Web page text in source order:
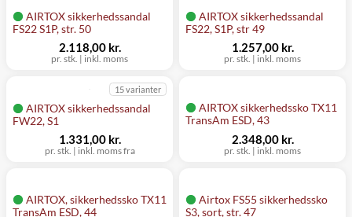
AIRTOX sikkerhedssandal
FS22 S1P, str. 50
pr. stk. | inkl. moms
2.118,00 kr.
AIRTOX sikkerhedssandal
FS22, S1P, str 49
pr. stk. | inkl. moms
1.257,00 kr.
AIRTOX sikkerhedssandal
FW22, S1
15 varianter
pr. stk. | inkl. moms fra
1.331,00 kr.
AIRTOX sikkerhedssko TX11
TransAm ESD, 43
pr. stk. | inkl. moms
2.348,00 kr.
AIRTOX, sikkerhedssko TX11
TransAm ESD, 44
Airtox FS55 sikkerhedssko
S3, sort, str. 47